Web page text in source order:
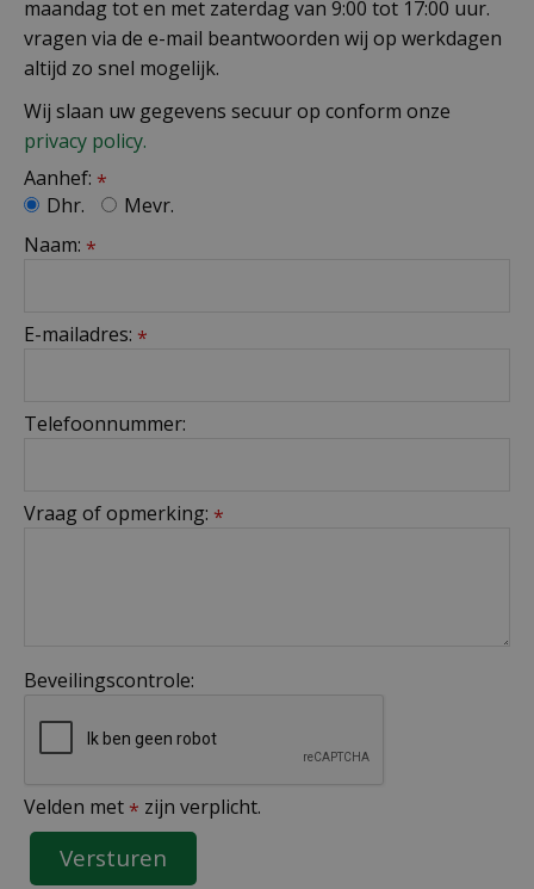
maandag tot en met zaterdag van 9:00 tot 17:00 uur.
vragen via de e-mail beantwoorden wij op werkdagen
altijd zo snel mogelijk.
Wij slaan uw gegevens secuur op conform onze
privacy policy.
Aanhef: *
Dhr.
Mevr.
Naam: *
E-mailadres: *
Telefoonnummer:
Vraag of opmerking: *
Beveilingscontrole:
Velden met * zijn verplicht.